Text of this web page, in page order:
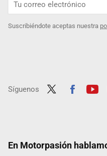
Suscribiéndote aceptas nuestra
Síguenos
En Motorpasión